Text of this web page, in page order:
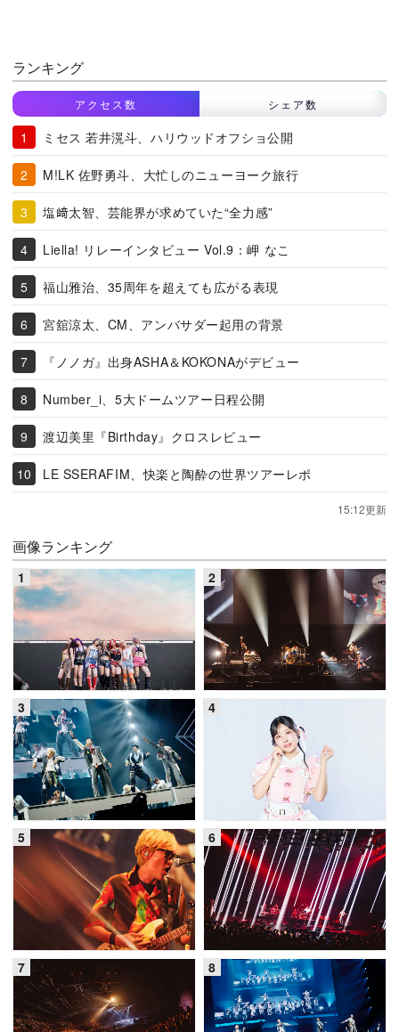
ランキング
アクセス数 シェア数
ミセス 若井滉斗、ハリウッドオフショ公開
M!LK 佐野勇斗、大忙しのニューヨーク旅行
塩﨑太智、芸能界が求めていた“全力感”
Liella! リレーインタビュー Vol.9：岬 なこ
福山雅治、35周年を超えても広がる表現
宮舘涼太、CM、アンバサダー起用の背景
『ノノガ』出身ASHA＆KOKONAがデビュー
Number_i、5大ドームツアー日程公開
渡辺美里『Birthday』クロスレビュー
LE SSERAFIM、快楽と陶酔の世界ツアーレポ
15:12更新
画像ランキング